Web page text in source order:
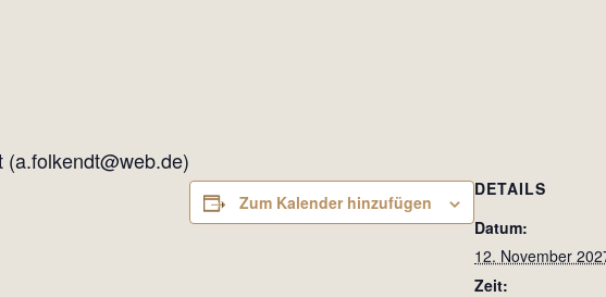
Zum Kalender hinzufügen
DETAILS
Datum:
12. November
Zeit: